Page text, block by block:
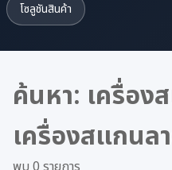
โซลูชันสินค้า
ค้นหา: เครื่อง
เครื่องสแกนล